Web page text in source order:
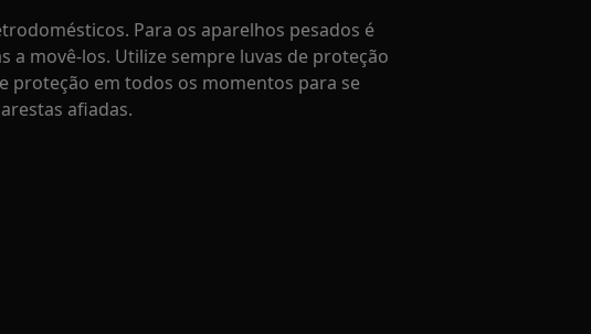
Para os aparelhos pesados é
a movê-los. Utilize sempre luvas de proteção
proteção em todos os momentos para se
afiadas.